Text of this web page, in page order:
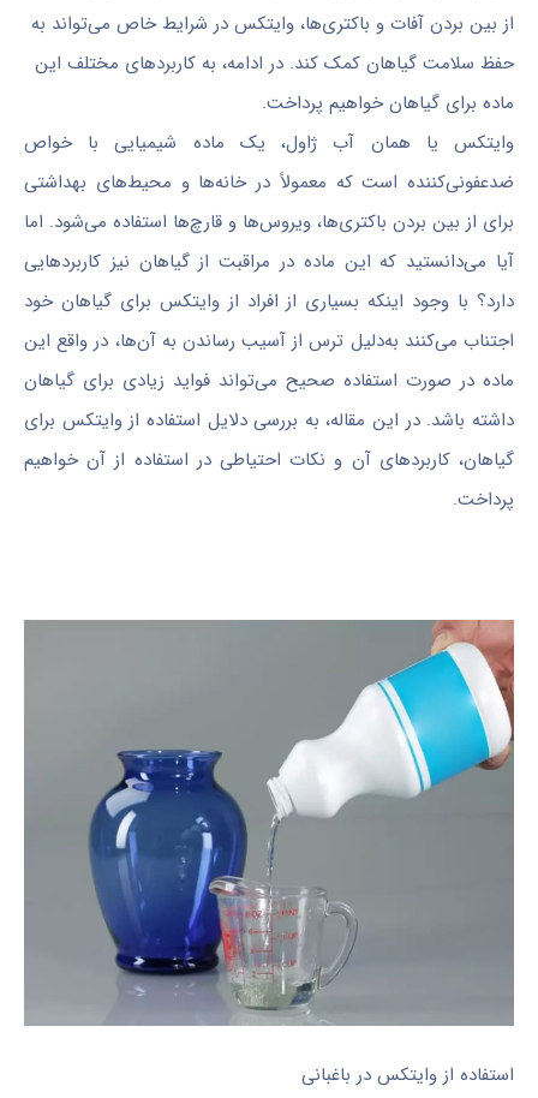
از بین بردن آفات و باکتری‌ها، وایتکس در شرایط خاص می‌تواند به
حفظ سلامت گیاهان کمک کند. در ادامه، به کاربردهای مختلف این
ماده برای گیاهان خواهیم پرداخت.
وایتکس یا همان آب ژاول، یک ماده شیمیایی با خواص
ضدعفونی‌کننده است که معمولاً در خانه‌ها و محیط‌های بهداشتی
برای از بین بردن باکتری‌ها، ویروس‌ها و قارچ‌ها استفاده می‌شود. اما
آیا می‌دانستید که این ماده در مراقبت از گیاهان نیز کاربردهایی
دارد؟ با وجود اینکه بسیاری از افراد از وایتکس برای گیاهان خود
اجتناب می‌کنند به‌دلیل ترس از آسیب رساندن به آن‌ها، در واقع این
ماده در صورت استفاده صحیح می‌تواند فواید زیادی برای گیاهان
داشته باشد. در این مقاله، به بررسی دلایل استفاده از وایتکس برای
گیاهان، کاربردهای آن و نکات احتیاطی در استفاده از آن خواهیم
پرداخت.
استفاده از وایتکس در باغبانی